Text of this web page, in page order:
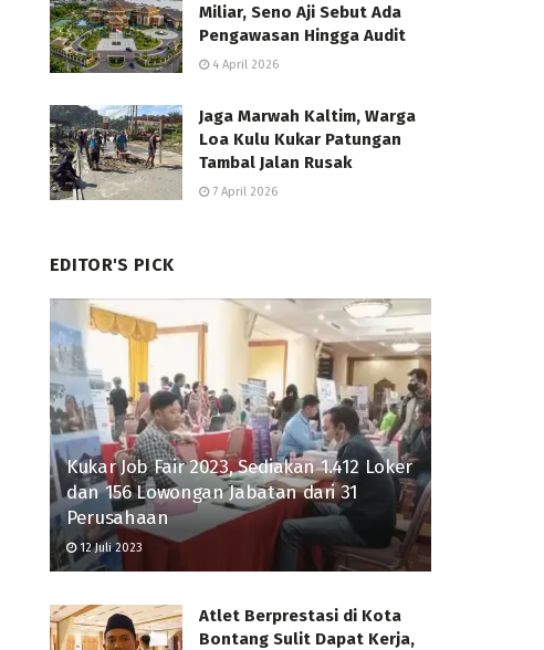
Miliar, Seno Aji Sebut Ada
Pengawasan Hingga Audit
4 April 2026
Jaga Marwah Kaltim, Warga
Loa Kulu Kukar Patungan
Tambal Jalan Rusak
7 April 2026
EDITOR'S PICK
Kukar Job Fair 2023, Sediakan 1.412 Loker
dan 156 Lowongan Jabatan dari 31
Perusahaan
12 Juli 2023
Atlet Berprestasi di Kota
Bontang Sulit Dapat Kerja,